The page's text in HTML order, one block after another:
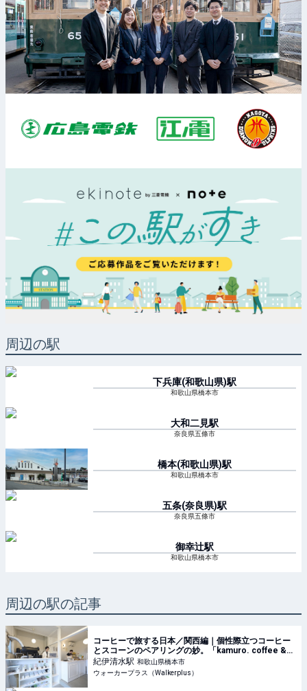
周辺の駅
下兵庫(和歌山県)駅
和歌山県橋本市
大和二見駅
奈良県五條市
橋本(和歌山県)駅
和歌山県橋本市
五条(奈良県)駅
奈良県五條市
御幸辻駅
和歌山県橋本市
周辺の駅の記事
コーヒーで旅する日本／関西編｜個性際立つコーヒー
とスコーンのペアリングの妙。「kamuro. coffee &
scone」で味わう“おいしい化学反応”(1/2)｜ウォーカ
ープラス
紀伊清水駅 和歌山県橋本市
ウォーカープラス（Walkerplus）